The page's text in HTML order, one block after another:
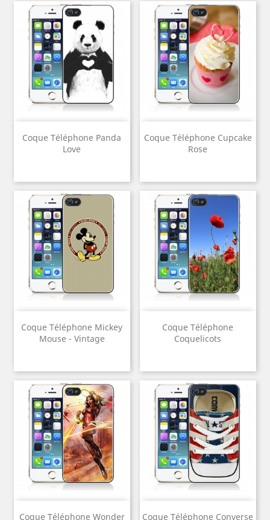
Coque Téléphone Panda
Love
Coque Téléphone Cupcake
Rose
Coque Téléphone Mickey
Mouse - Vintage
Coque Téléphone
Coquelicots
Coque Téléphone Wonder
Coque Téléphone Converse